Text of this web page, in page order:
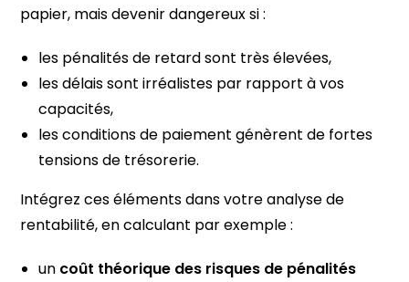
papier, mais devenir dangereux si :
les pénalités de retard sont très élevées,
les délais sont irréalistes par rapport à vos
capacités,
les conditions de paiement génèrent de fortes
tensions de trésorerie.
Intégrez ces éléments dans votre analyse de
rentabilité, en calculant par exemple :
un coût théorique des risques de pénalités